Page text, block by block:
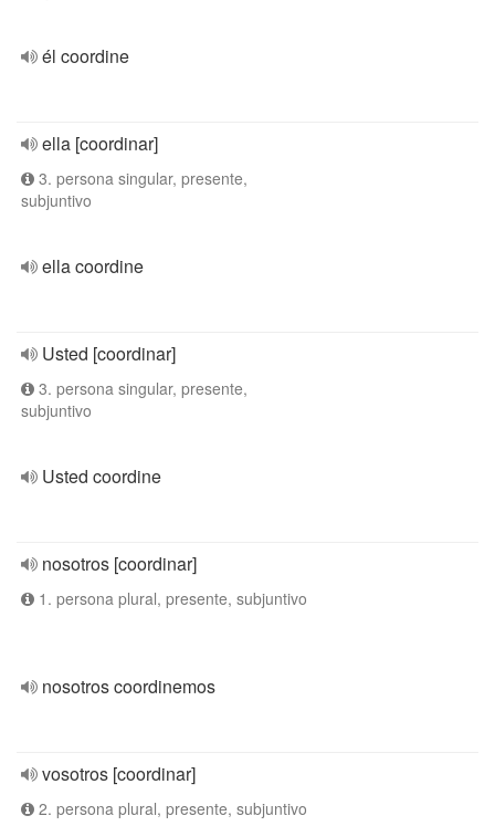
él coordine
ella [coordinar]
3. persona singular, presente,
subjuntivo
ella coordine
Usted [coordinar]
3. persona singular, presente,
subjuntivo
Usted coordine
nosotros [coordinar]
1. persona plural, presente, subjuntivo
nosotros coordinemos
vosotros [coordinar]
2. persona plural, presente, subjuntivo